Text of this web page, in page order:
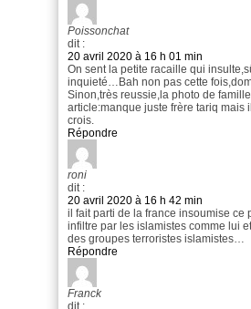
Poissonchat
dit :
20 avril 2020 à 16 h 01 min
On sent la petite racaille qui
inquieté…Bah non pas cette
Sinon,très reussie,la photo de
article:manque juste frère tariq mais
crois.
Répondre
roni
dit :
20 avril 2020 à 16 h 42 min
il fait parti de la france insoumise ce
infiltre par les islamistes comme lui
des groupes terroristes islamistes…
Répondre
Franck
dit :